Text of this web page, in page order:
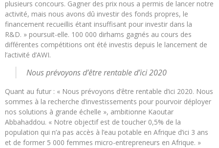
plusieurs concours. Gagner des prix nous a permis de lancer notre
activité, mais nous avons dû investir des fonds propres, le
financement recueillis étant insuffisant pour investir dans la
R&D. » poursuit-elle. 100 000 dirhams gagnés au cours des
différentes compétitions ont été investis depuis le lancement de
l’activité d’AWI.
Nous prévoyons d’être rentable d’ici 2020
Quant au futur : « Nous prévoyons d’être rentable d’ici 2020. Nous
sommes à la recherche d’investissements pour pourvoir déployer
nos solutions à grande échelle », ambitionne Kaoutar
Abbahaddou. « Notre objectif est de toucher 0,5% de la
population qui n’a pas accès à l’eau potable en Afrique d’ici 3 ans
et de former 5 000 femmes micro-entrepreneurs en Afrique. »